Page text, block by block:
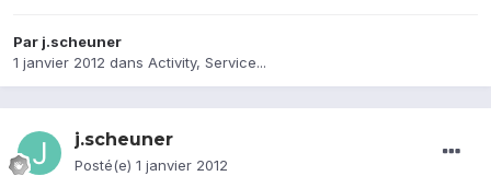
Par j.scheuner
1 janvier 2012 dans Activity, Service...
j.scheuner
Posté(e) 1 janvier 2012